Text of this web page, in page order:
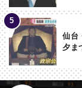
仙台
夕ま